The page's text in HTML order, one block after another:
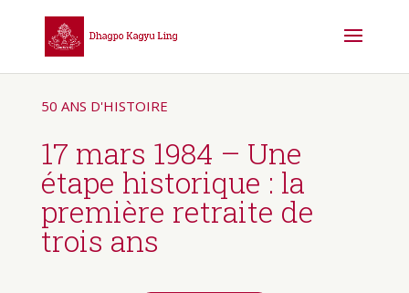
50 ANS D'HISTOIRE
17 mars 1984 – Une
étape historique : la
première retraite de
trois ans